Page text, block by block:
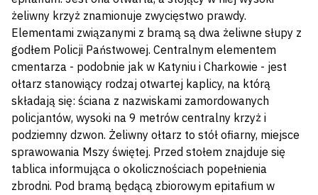
żeliwny krzyż znamionuje zwycięstwo prawdy.
Elementami związanymi z bramą są dwa żeliwne słupy z
godłem Policji Państwowej. Centralnym elementem
cmentarza - podobnie jak w Katyniu i Charkowie - jest
ołtarz stanowiący rodzaj otwartej kaplicy, na którą
składają się: ściana z nazwiskami zamordowanych
policjantów, wysoki na 9 metrów centralny krzyż i
podziemny dzwon. Żeliwny ołtarz to stół ofiarny, miejsce
sprawowania Mszy świętej. Przed stołem znajduje się
tablica informująca o okolicznościach popełnienia
zbrodni. Pod bramą będącą zbiorowym epitafium w